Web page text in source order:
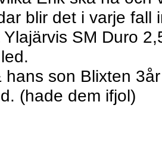
blir det i varje fall
SM Duro
hans son Blixten
(hade dem ifjol)